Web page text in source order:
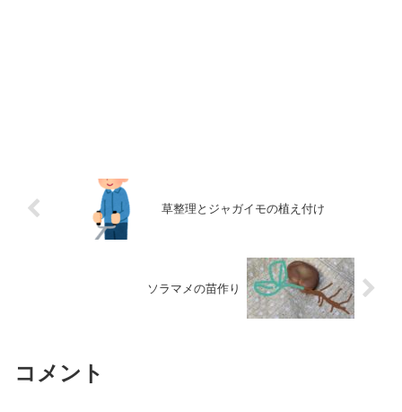
草整理とジャガイモの植え付け
ソラマメの苗作り
コメント